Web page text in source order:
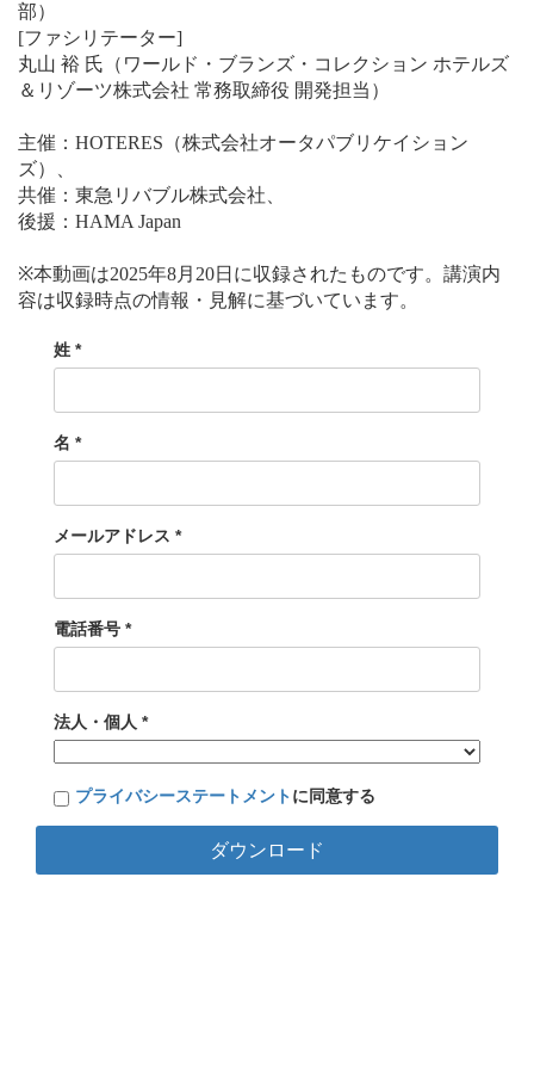
部）
[ファシリテーター]
丸山 裕 氏（ワールド・ブランズ・コレクション ホテルズ
＆リゾーツ株式会社 常務取締役 開発担当）
主催：HOTERES（株式会社オータパブリケイション
ズ）、
共催：東急リバブル株式会社、
後援：HAMA Japan
※本動画は2025年8月20日に収録されたものです。講演内
容は収録時点の情報・見解に基づいています。